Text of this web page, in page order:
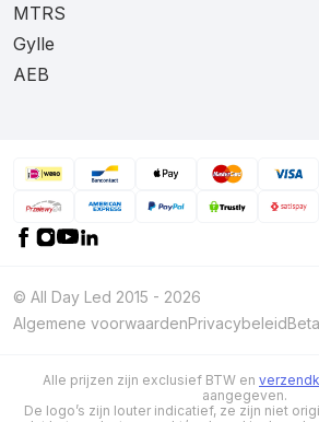
MTRS
Gylle
AEB
© All Day Led 2015 - 2026
Algemene voorwaardenPrivacybeleid
Alle prijzen zijn exclusief BTW en
aangegeven.
De logo’s zijn louter indicatief, ze zijn niet